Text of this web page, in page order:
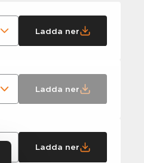
Ladda ner
Ladda ner
Ladda ner